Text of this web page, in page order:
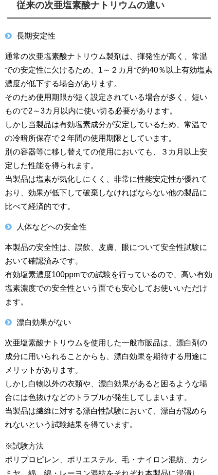
従来の次亜塩素酸ナトリウムの違い
長期安定性
通常の次亜塩素酸ナトリウム製剤は、揮発性が高く、常温
での安定性に欠けるため、1～２カ月で約40％以上有効塩素
濃度が低下する場合があります。
そのため使用期限が短く設定されている場合が多く、短い
もので2～3カ月以内に使い切る必要があります。
しかし当製品は有効塩素成分が安定しているため、常温で
の冷暗所保存で２年間の使用期限としています。
別の容器等に移し替えての使用においても、３カ月以上安
定した性能を得られます。
当製品は塩素が気化しにくく、非常に性能安定性が優れて
おり、効果が低下して破棄しなければならない他の製品に
比べて経済的です。
人体などへの安全性
本製品の安全性は、誤飲、皮膚、眼について安全性試験に
おいて確認済みです。
有効塩素濃度100ppmでの試験を行っているので、高い有効
塩素濃度での安全性という面でも安心してお使いいただけ
ます。
漂白効果がない
次亜塩素酸ナトリウムを使用した一般市販品は、漂白剤の
成分に用いられることからも、漂白効果を期待する用途に
メリットがあります。
しかし白物以外の衣類や、漂白効果があると困るような場
合には色抜けなどのトラブルが発生してしまいます。
当製品は繊維に対する漂白性試験において、漂白が認めら
れないという試験結果を得ています。
※試験方法
ポリプロピレン、ポリエステル、毛・ナイロン混紡、カシ
ミヤ、綿、綿・レーヨン混紡をそれぞれ本製品に浸漬し、